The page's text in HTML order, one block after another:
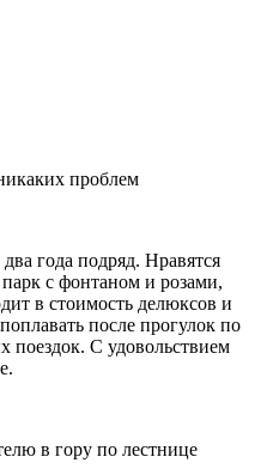
проблем
года подряд. Нравятся
с фонтаном и розами,
в стоимость делюксов и
после прогулок по
поездок. С удовольствием
в гору по лестнице